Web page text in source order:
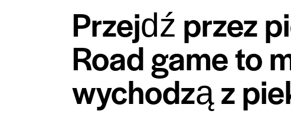
Przejdź przez
Road game to
wychodzą z